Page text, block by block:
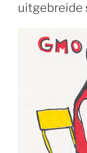
uitgebreide